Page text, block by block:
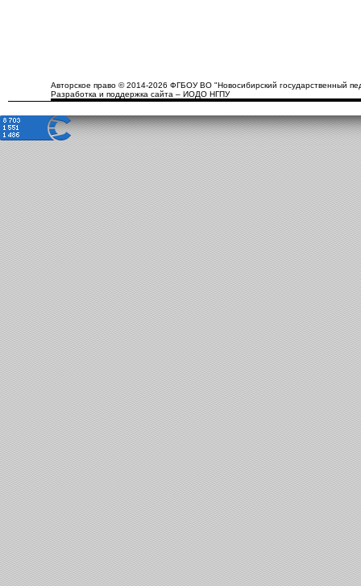
Авторское право © 2014-2026 ФГБОУ ВО "Новосибирский государственный
Разработка и поддержка сайта – ИОДО НГПУ